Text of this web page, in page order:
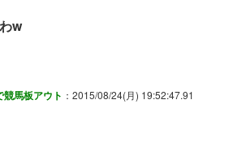
w
馬板アウト ：2015/08/24(月) 19:52:47.91